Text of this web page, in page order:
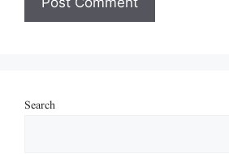
Search